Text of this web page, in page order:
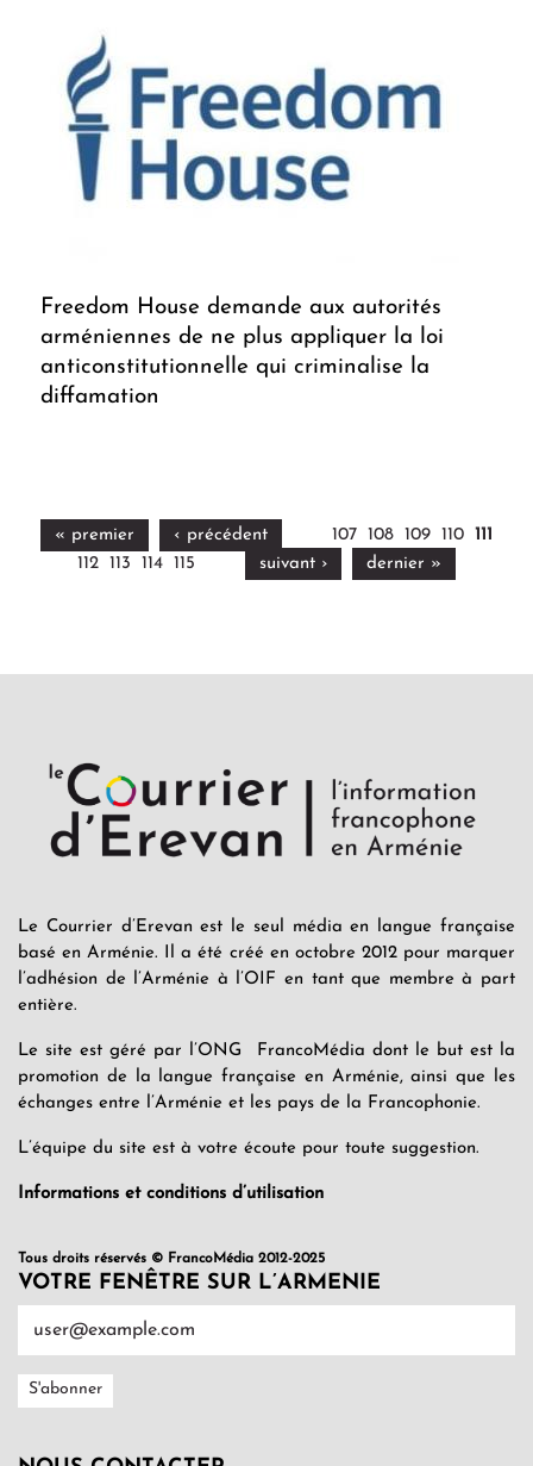
Freedom House demande aux autorités
arméniennes de ne plus appliquer la loi
anticonstitutionnelle qui criminalise la
diffamation
« premier ‹ précédent 107 108 109 110
111
112
113 114 115 suivant › dernier »
Le Courrier d’Erevan est le seul média en langue française
basé en Arménie. Il a été créé en octobre 2012 pour marquer
l’adhésion de l’Arménie à l’OIF en tant que membre à part
entière.
Le site est géré par l’ONG FrancoMédia dont le but est la
promotion de la langue française en Arménie, ainsi que les
échanges entre l’Arménie et les pays de la Francophonie.
L’équipe du site est à votre écoute pour toute suggestion.
Informations et conditions d’utilisation
Tous droits réservés © FrancoMédia 2012-2025
VOTRE FENÊTRE SUR L’ARMENIE